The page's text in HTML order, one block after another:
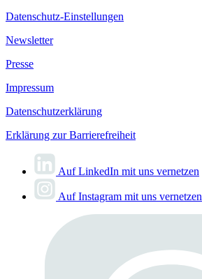
Datenschutz-Einstellungen
Newsletter
Presse
Impressum
Datenschutzerklärung
Erklärung zur Barrierefreiheit
Auf LinkedIn mit uns vernetzen
Auf Instagram mit uns vernetzen